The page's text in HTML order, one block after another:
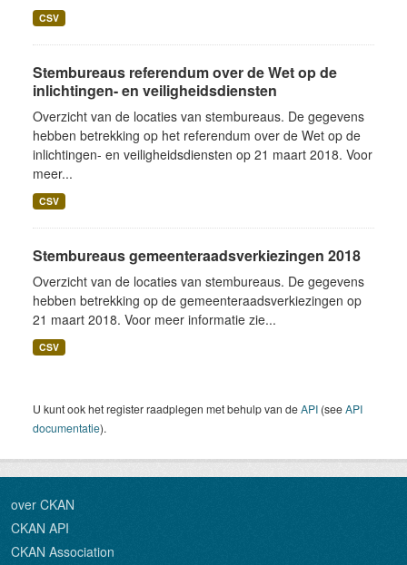
CSV
Stembureaus referendum over de Wet op de
inlichtingen- en veiligheidsdiensten
Overzicht van de locaties van stembureaus. De gegevens
hebben betrekking op het referendum over de Wet op de
inlichtingen- en veiligheidsdiensten op 21 maart 2018. Voor
meer...
CSV
Stembureaus gemeenteraadsverkiezingen 2018
Overzicht van de locaties van stembureaus. De gegevens
hebben betrekking op de gemeenteraadsverkiezingen op
21 maart 2018. Voor meer informatie zie...
CSV
U kunt ook het register raadplegen met behulp van deAPI (seeAPI
documentatie).
over CKAN
CKAN API
CKAN Association